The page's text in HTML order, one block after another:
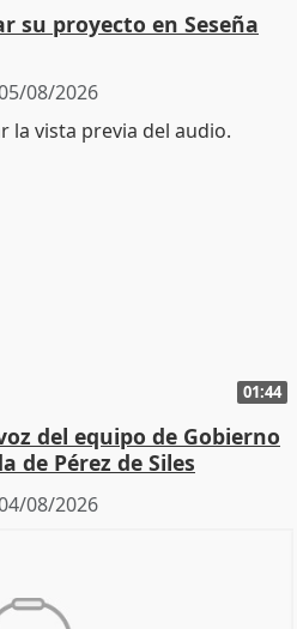
su proyecto en Seseña
08/2026
01:44
del equipo de Gobierno
de Pérez de Siles
08/2026